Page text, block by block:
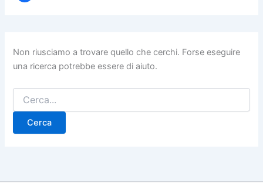
Non riusciamo a trovare quello che cerchi. Forse eseguire
una ricerca potrebbe essere di aiuto.